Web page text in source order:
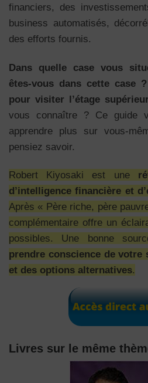
financiers, des
business automatisés,
des efforts fournis.
Dans quelle case vous
êtes-vous dans cette case
pour visiter l’étage
vous connaître ? Ce guide
apprendre plus sur vous-
pensiez savoir.
Robert Kiyosaki est une
d’intelligence financière et
Après « Père riche, père
complémentaire offre un
possibles. Une bonne
prendre conscience de
et des options alternatives.
Livres sur le même